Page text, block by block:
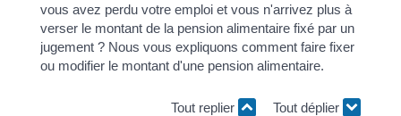
vous avez perdu votre emploi et vous n'arrivez plus à
verser le montant de la pension alimentaire fixé par un
jugement ? Nous vous expliquons comment faire fixer
ou modifier le montant d'une pension alimentaire.
Tout replier Tout déplier